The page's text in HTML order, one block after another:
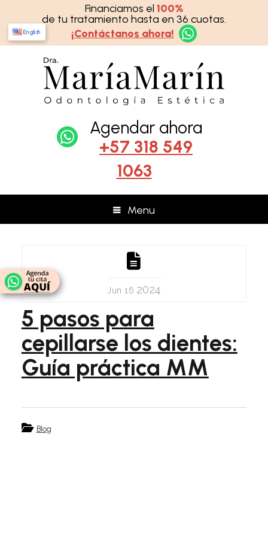
Financiamos el 100%
de tu tratamiento hasta en 36 cuotas.
¡Contáctanos ahora!
Agendar ahora
+57 318 549
1063
English
Menu
Jun 16 2024
5 pasos para
cepillarse los dientes:
Guía práctica MM
Blog